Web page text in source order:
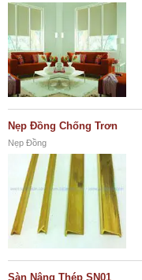
Nẹp Đồng Chống Trơn
Nẹp Đồng
Sàn Nâng Thép SN01